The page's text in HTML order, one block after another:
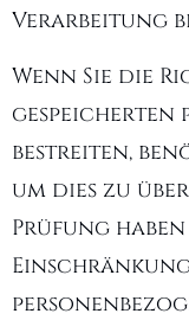
Verarbeitung
Wenn Sie die
gespeicherten
bestreiten,
um dies zu
Prüfung haben